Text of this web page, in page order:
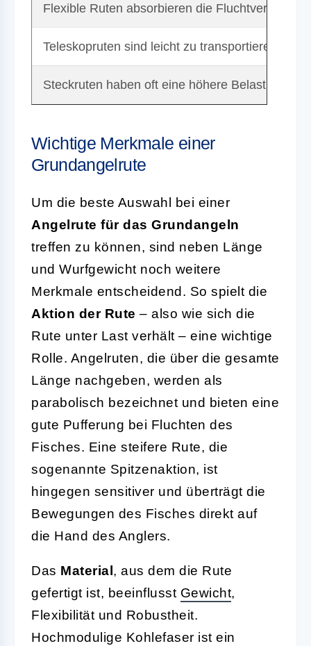
Flexible Ruten absorbieren die Fluchtversuche
Teleskopruten sind leicht zu transportieren
Steckruten haben oft eine höhere Belastbarkeit
Wichtige Merkmale einer
Grundangelrute
Um die beste Auswahl bei einer
Angelrute für das Grundangeln
treffen zu können, sind neben Länge
und Wurfgewicht noch weitere
Merkmale entscheidend. So spielt die
Aktion der Rute – also wie sich die
Rute unter Last verhält – eine wichtige
Rolle. Angelruten, die über die gesamte
Länge nachgeben, werden als
parabolisch bezeichnet und bieten eine
gute Pufferung bei Fluchten des
Fisches. Eine steifere Rute, die
sogenannte Spitzenaktion, ist
hingegen sensitiver und überträgt die
Bewegungen des Fisches direkt auf
die Hand des Anglers.
Das Material, aus dem die Rute
gefertigt ist, beeinflusst Gewicht,
Flexibilität und Robustheit.
Hochmodulige Kohlefaser ist ein